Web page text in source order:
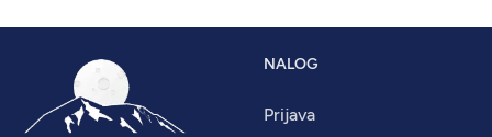
NALOG
Prijava